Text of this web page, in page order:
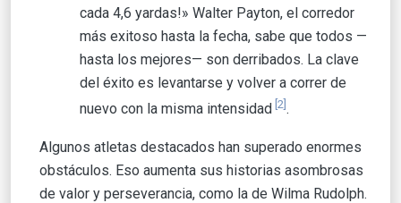
cada 4,6 yardas!» Walter Payton, el corredor
más exitoso hasta la fecha, sabe que todos —
hasta los mejores— son derribados. La clave
del éxito es levantarse y volver a correr de
nuevo con la misma intensidad [2] .
Algunos atletas destacados han superado enormes
obstáculos. Eso aumenta sus historias asombrosas
de valor y perseverancia, como la de Wilma Rudolph.